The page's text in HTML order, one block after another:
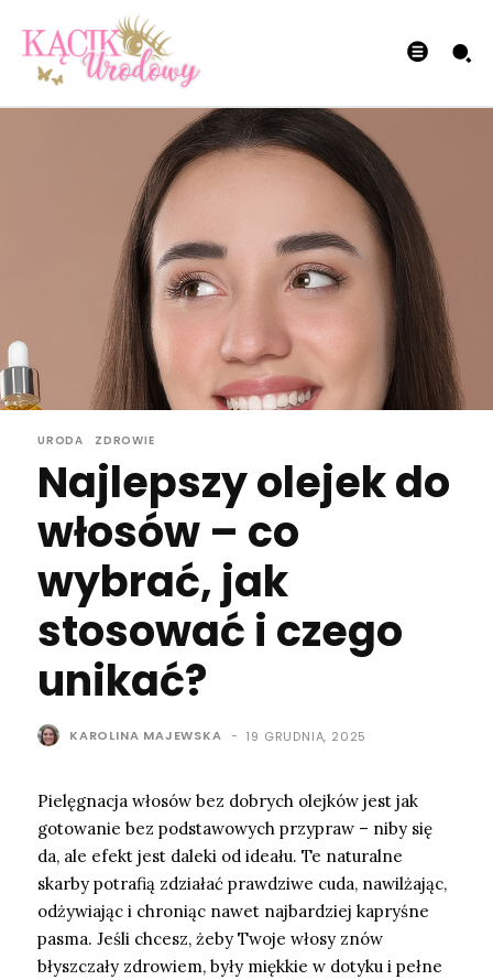
URODA ZDROWIE
Najlepszy olejek do
włosów – co
wybrać, jak
stosować i czego
unikać?
KAROLINA MAJEWSKA - 19 GRUDNIA, 2025
Pielęgnacja włosów bez dobrych olejków jest jak
gotowanie bez podstawowych przypraw – niby się
da, ale efekt jest daleki od ideału. Te naturalne
skarby potrafią zdziałać prawdziwe cuda, nawilżając,
odżywiając i chroniąc nawet najbardziej kapryśne
pasma. Jeśli chcesz, żeby Twoje włosy znów
błyszczały zdrowiem, były miękkie w dotyku i pełne